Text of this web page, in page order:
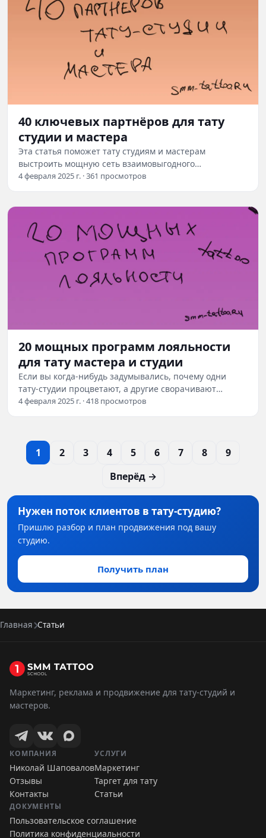
40 ключевых партнёров для тату
студии и мастера
Эта статья поможет тату студиям и мастерам
выстроить мощную сеть взаимовыгодного
сотрудничества, которая позволит вывести бизнес на
новый…
4 февраля 2025 г. · 361 просмотров
20 мощных программ лояльности
для тату мастера и студии
Если вы когда-нибудь задумывались, почему одни
тату-студии процветают, а другие сворачивают
деятельность, то ответ часто кроется не только…
4 февраля 2025 г. · 418 просмотров
1 2 3 4 5 6 7 8
9
Вперёд →
Нужен поток клиентов в тату-студию?
Пришлю разбор и план продвижения под вашу
студию.
Получить план
Главная Статьи
Маркетинг, реклама и продвижение для тату-студий и
мастеров.
КОМПАНИЯ
Николай Шаповалов
Отзывы
Контакты
УСЛУГИ
Маркетинг
Таргет для тату
Статьи
ДОКУМЕНТЫ
Пользовательское соглашение
Политика конфиденциальности